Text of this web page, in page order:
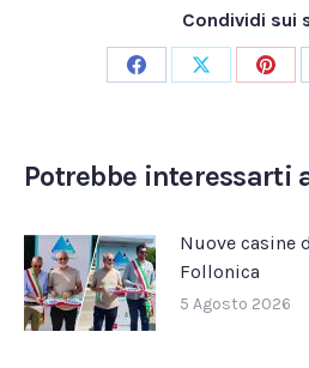
Condividi sui
CondividiCondividi
Potrebbe interessarti
Nuove casine
Follonica
5 Agosto 2026